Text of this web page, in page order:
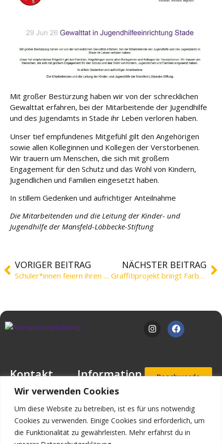
Wir verwenden Cookies
Um diese Website zu betreiben, ist es für uns notwendig
Cookies zu verwenden. Einige Cookies sind erforderlich, um
die Funktionalität zu gewährleisten. Mehr erfährst du in
g
L
e
i
u
n
g
e
n
K
a
r
ri
r
e
bildu
ng
Mit großer Bestürzung haben wir von der schrecklichen
Gewalttat erfahren, bei der Mitarbeitende der Jugendhilfe
und des Jugendamts in Stade ihr Leben verloren haben.
Unser tief empfundenes Mitgefühl gilt den Angehörigen
sowie allen Kolleginnen und Kollegen der Verstorbenen.
Wir trauern um Menschen, die sich mit großem
Engagement für den Schutz und das Wohl von Kindern,
Jugendlichen und Familien eingesetzt haben.
In stillem Gedenken und aufrichtiger Anteilnahme
Die Mitarbeitenden und die Leitung der Kinder- und
Jugendhilfe der Mansfeld-Löbbecke-Stiftung
VORIGER BEITRAG
Schüler*innen feiern ihren Abschluss
NÄCHSTER BEITRAG
Graffitiprojekt bringt Farbe ins Wohnangebot
Kontakt
Mansfeld-
Löbbecke-Stiftung
Geschäftsstelle
Mascheroder
Straße 11
Information
Downloads
Stellenangebote
Impressum
Datenschutz
Beschwerde
Aufnahmea
nfrage